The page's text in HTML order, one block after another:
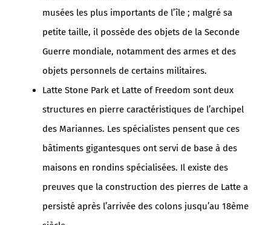
musées les plus importants de l’île ; malgré sa
petite taille, il possède des objets de la Seconde
Guerre mondiale, notamment des armes et des
objets personnels de certains militaires.
Latte Stone Park et Latte of Freedom sont deux
structures en pierre caractéristiques de l’archipel
des Mariannes. Les spécialistes pensent que ces
bâtiments gigantesques ont servi de base à des
maisons en rondins spécialisées. Il existe des
preuves que la construction des pierres de Latte a
persisté après l’arrivée des colons jusqu’au 18ème